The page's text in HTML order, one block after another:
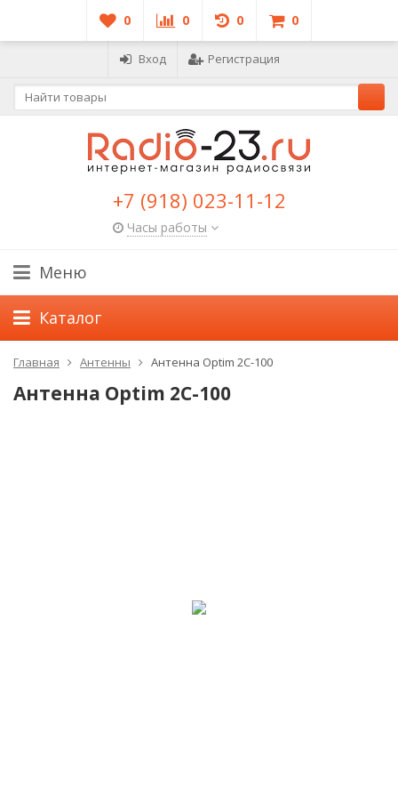
0 0 0 0
Вход Регистрация
+7 (918) 023-11-12
Часы работы
Меню
Каталог
Главная Антенны Антенна Optim 2C-100
Антенна Optim 2C-100